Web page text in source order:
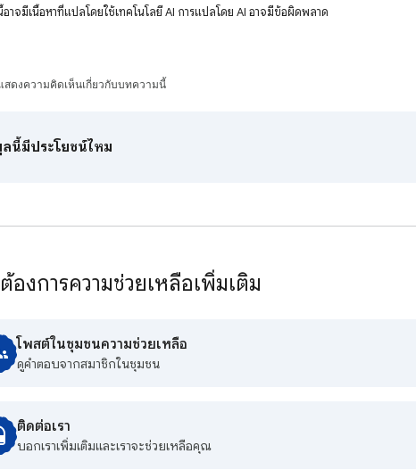
าจมีเนื้อหาที่แปลโดยใช้เทคโนโลยี AI การแปลโดย AI อาจมีข้อผิดพลาด
สดงความคิดเห็นเกี่ยวกับบทความนี้
ลนี้มีประโยชน์ไหม
องการความช่วยเหลือเพิ่มเติม
โพสต์ในชุมชนความช่วยเหลือ
ดูคําตอบจากสมาชิกในชุมชน
ติดต่อเรา
บอกเราเพิ่มเติมและเราจะช่วยเหลือคุณ